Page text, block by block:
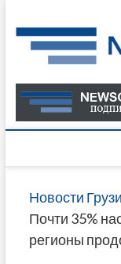
to
content
Новости
Почти 35%
регионы